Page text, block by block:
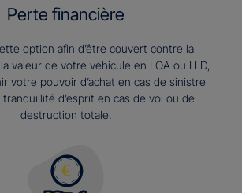
Perte financière
option afin d’être couvert contre la
valeur de votre véhicule en LOA ou LLD,
votre pouvoir d’achat en cas de sinistre
d’esprit en cas de vol ou de
destruction totale.